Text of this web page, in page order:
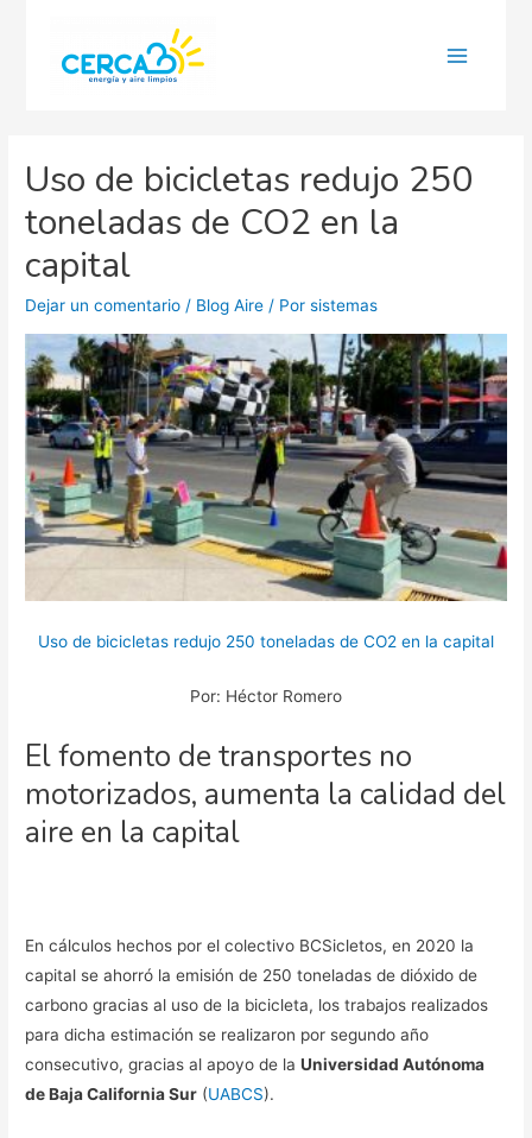
Uso de bicicletas redujo 250
toneladas de CO2 en la
capital
Dejar un comentario / Blog Aire / Porsistemas
Uso de bicicletas redujo 250 toneladas de CO2 en la capital
Por: Héctor Romero
El fomento de transportes no
motorizados, aumenta la calidad del
aire en la capital
En cálculos hechos por el colectivo BCSicletos, en 2020 la
capital se ahorró la emisión de 250 toneladas de dióxido de
carbono gracias al uso de la bicicleta, los trabajos realizados
para dicha estimación se realizaron por segundo año
consecutivo, gracias al apoyo de laUniversidad Autónoma
de Baja California Sur (UABCS).